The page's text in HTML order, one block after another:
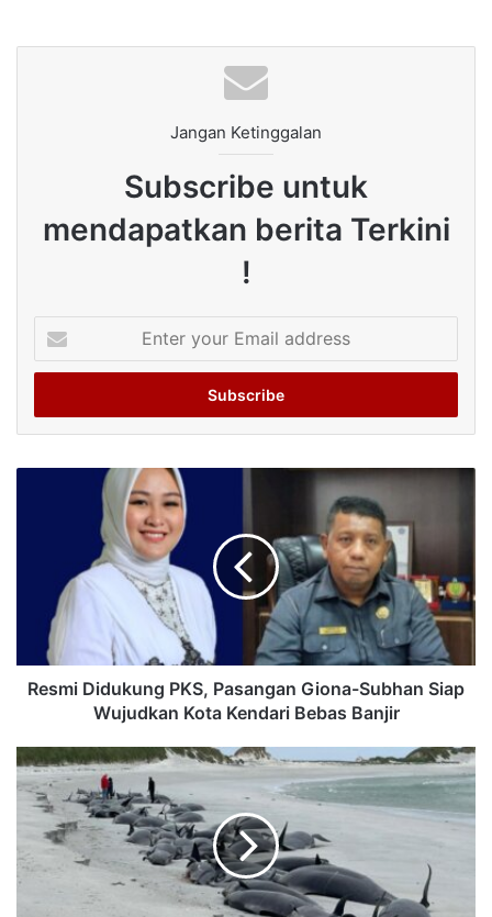
Jangan Ketinggalan
Subscribe untuk
mendapatkan berita Terkini
!
your
Email
Resmi Didukung PKS, Pasangan Giona-Subhan Siap
Wujudkan Kota Kendari Bebas Banjir